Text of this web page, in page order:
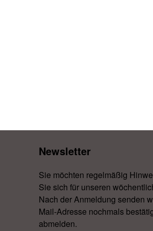
Newsletter​
Sie möchten regelmäßig
Sie sich für unseren
Nach der Anmeldung senden
Mail-Adresse nochmals
abmelden.​